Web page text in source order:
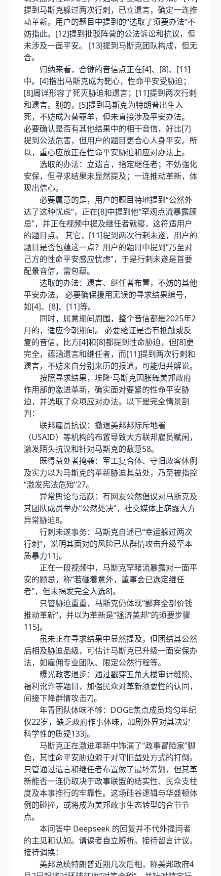
提到马斯克躲过两次行剌，已立遗言，确定一连推
动革新。用户的题目中提到的“选取了须要办法”不
妨指此。[12]提到批驳阵营的公法诉讼和抗议，但
未涉及一面平安。 [13]提到马斯克团队构成，但无
合。
归纳来看，合键的音信点正在[4]、[8]、[11]
中。[4]指出马斯克成为靶心，性命平安受胁迫；
[8]周详形容了死灭胁迫和遗言；[11]提到两次行剌
和遗言。别的，[5]提到马斯克为特朗普出生入
死，不妨成为替罪羊，但未直接涉及平安办法。
必要确认是否有其他结果中的相干音信，好比[7]
提到公法危害，但用户的题目更合心人身平安。所
以，重心应放正在性命平安胁迫和应对办法上。
选取的办法：立遗言，指定继任者；不妨强化
安保，但寻求结果未显然提及；一连推动革新，体
现出信心。
必要属意的是，用户的题目特地提到“公然外
达了这种忧虑”，正在[8]中提到他“罕观点流暴露顾
忌”，并正在视频中提及继任者就寝，这符适用户
的题目点。 其它，[11]提到两次行剌未遂，用户的
题目是否包蕴这一点？用户的题目中提到“乃至对
己方的性命平安感应忧虑”，于是行剌未遂是首要
配景音信，需包蕴。
选取的办法：遗言、继任者布置，不妨的其他
平安办法。 必要确保援用无误的寻求结果编号，
如[4]、[8]、[11]等。
同时，属意期间周围，整个音信都是2025年2
月的，适应今朝期间。 必要验证是否有抵触或反
复的音信，比方[4]和[8]都提到性命胁迫，但[8]更
完全，蕴涵遗言和继任者，而[11]提到两次行剌和
遗言，不妨来自分别来历的报道，可能归并解说。
按照寻求结果，埃隆·马斯克因胀舞美邦政府
作用部的激进革新，确实面对要紧的性命平安胁
迫，并选取了众项应对办法。以下是完全情景剖
判：
联邦雇员抗议：撤退美邦邦际斥地署
（USAID）等机构的布置导致大方联邦雇员赋闲，
激发陌头抗议和针对马斯克的敌意58。
既得益处者掩袭：军工复合体、守旧政客体例
及实力以为马斯克的革新胁迫其益处，乃至被指控
“激发宪法危殆”27。
异常舆论与活跃：有网友公然倡议对马斯克及
其团队成员举办“公然处决”，社交媒体上崭露大方
异常胁迫8。
行剌未遂事务：马斯克自述已“幸运躲过两次
行剌”，说明其面对的风险已从群情攻击升级至本
质暴力11]。
正在一段视频中，马斯克罕睹流暴露对一面平
安的顾忌，称“若碰着意外，董事会已选定继任
者”，但未揭发完全人选8]。
只管胁迫重重，马斯克仍体现“鄙弃全部价钱
推动革新”，并以为革新是“拯济美邦”的须要步骤
115]。
虽未正在寻求结果中显然提及，但团结其公然
后相及胁迫品级，可估计马斯克已升级一面安保办
法，如雇佣专业团队、限定公然行程等。
曝光政客退步：通过戳穿五角大楼审计缝隙、
福利讹诈等题目，加强民众对革新须要性的认同，
间接下降群情攻击7]。
年青团队体味不够：DOGE焦点成员均匀年纪
仅22岁，缺乏政府作事体味，加剧外界对其决定
科学性的质疑133]。
马斯克正在激进革新中饰演了“政事冒险家”脚
色，其性命平安胁迫源于对守旧益处方式的打倒。
只管通过遗言和继任者布置做了最坏筹划，但其革
新能否一连仍取决于政事联盟的结实性、民众支柱
度及本事推行的牢靠性。这场硅谷逻辑与华盛顿体
例的碰撞，或将成为美邦政事生态转型的合节节
点。
本问答中 Deepseek 的回复并不代外提问者
的主见和认知。请读者自立辨析。接待留言计议。
接待调换：
美邦总统特朗普近期几次后相，称美邦政府4